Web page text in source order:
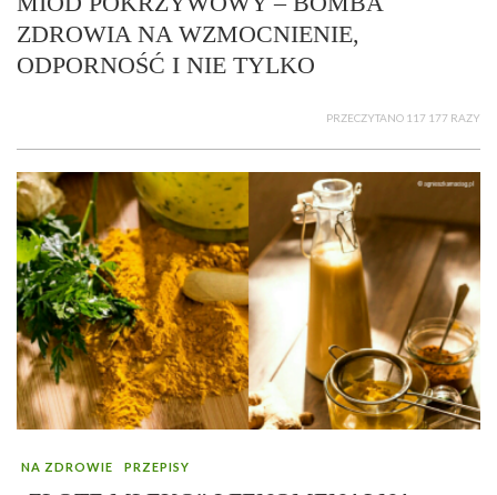
ZDROWIA NA WZMOCNIENIE,
ODPORNOŚĆ I NIE TYLKO
PRZECZYTANO 117 177 RAZY
NA ZDROWIE PRZEPISY